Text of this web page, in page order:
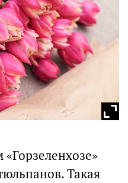
Такая